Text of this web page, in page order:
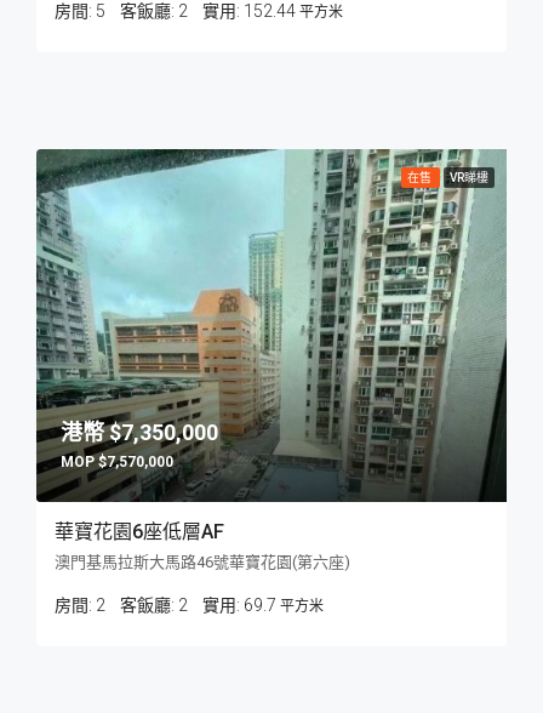
房間: 5 客飯廳: 2 152.44 平方米
在售 VR睇樓
$7,350,000
$7,570,000
華寶花園6座低層AF
澳門基馬拉斯大馬路46號華寶花園(第六座)
房間: 2 客飯廳: 2 69.7 平方米